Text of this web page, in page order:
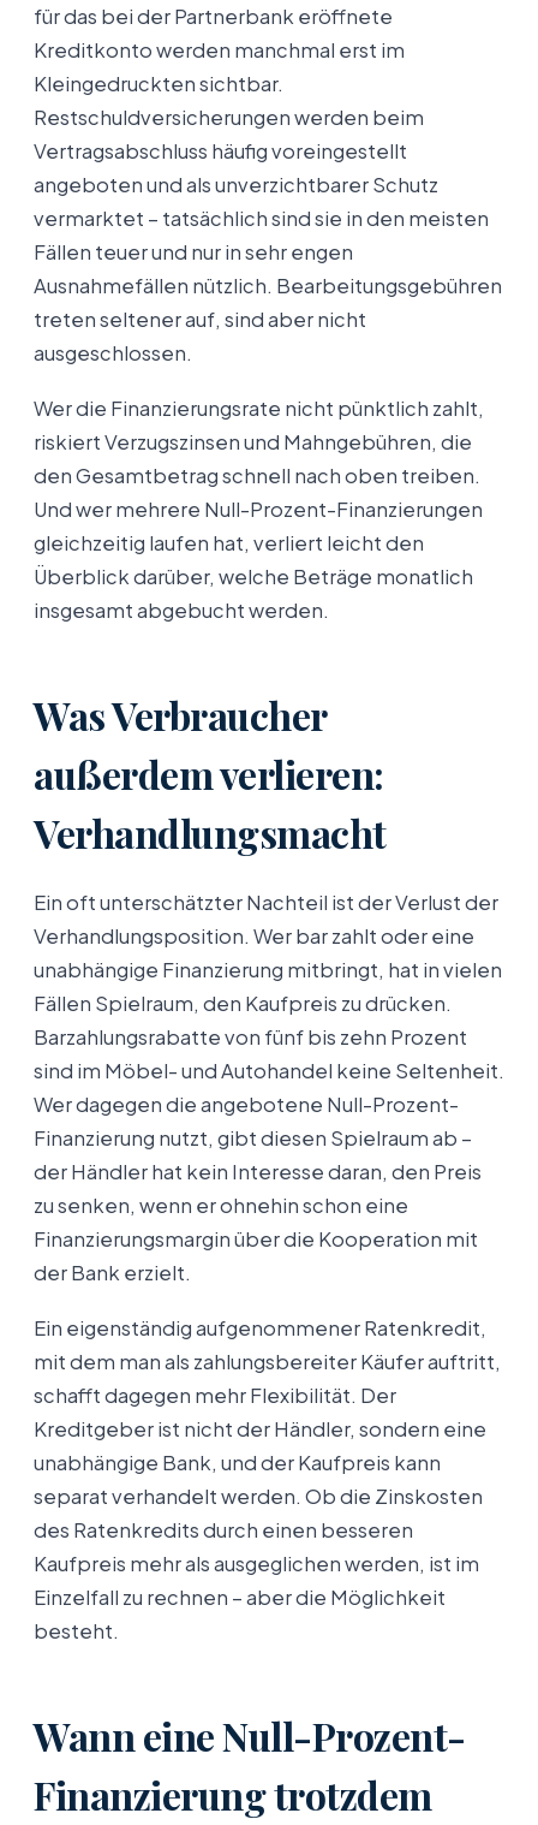
für das bei der Partnerbank eröffnete
Kreditkonto werden manchmal erst im
Kleingedruckten sichtbar.
Restschuldversicherungen werden beim
Vertragsabschluss häufig voreingestellt
angeboten und als unverzichtbarer Schutz
vermarktet – tatsächlich sind sie in den meisten
Fällen teuer und nur in sehr engen
Ausnahmefällen nützlich. Bearbeitungsgebühren
treten seltener auf, sind aber nicht
ausgeschlossen.
Wer die Finanzierungsrate nicht pünktlich zahlt,
riskiert Verzugszinsen und Mahngebühren, die
den Gesamtbetrag schnell nach oben treiben.
Und wer mehrere Null-Prozent-Finanzierungen
gleichzeitig laufen hat, verliert leicht den
Überblick darüber, welche Beträge monatlich
insgesamt abgebucht werden.
Was Verbraucher
außerdem verlieren:
Verhandlungsmacht
Ein oft unterschätzter Nachteil ist der Verlust der
Verhandlungsposition. Wer bar zahlt oder eine
unabhängige Finanzierung mitbringt, hat in vielen
Fällen Spielraum, den Kaufpreis zu drücken.
Barzahlungsrabatte von fünf bis zehn Prozent
sind im Möbel- und Autohandel keine Seltenheit.
Wer dagegen die angebotene Null-Prozent-
Finanzierung nutzt, gibt diesen Spielraum ab –
der Händler hat kein Interesse daran, den Preis
zu senken, wenn er ohnehin schon eine
Finanzierungsmargin über die Kooperation mit
der Bank erzielt.
Ein eigenständig aufgenommener Ratenkredit,
mit dem man als zahlungsbereiter Käufer auftritt,
schafft dagegen mehr Flexibilität. Der
Kreditgeber ist nicht der Händler, sondern eine
unabhängige Bank, und der Kaufpreis kann
separat verhandelt werden. Ob die Zinskosten
des Ratenkredits durch einen besseren
Kaufpreis mehr als ausgeglichen werden, ist im
Einzelfall zu rechnen – aber die Möglichkeit
besteht.
Wann eine Null-Prozent-
Finanzierung trotzdem